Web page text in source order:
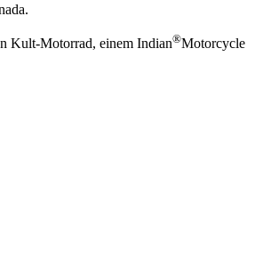
Kult-Motorrad, einem Indian®Motorcycle